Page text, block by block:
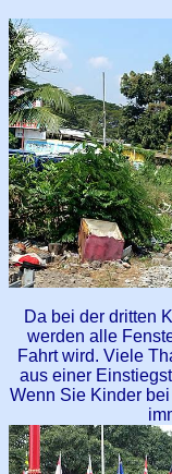
Da bei der dritten
werden alle
Fahrt wird. Viele
aus einer
Wenn Sie Kinder